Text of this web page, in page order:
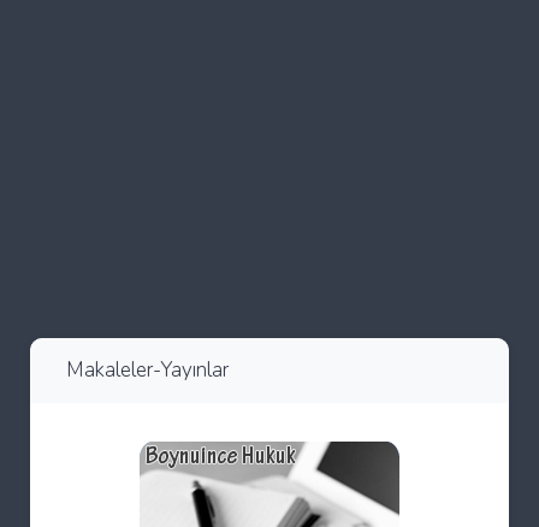
Makaleler-Yayınlar